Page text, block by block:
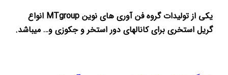
رزومه
یکی از تولیدات گروه فن آوری های نوین MTgroup انواع
گریل استخری برای کانالهای دور استخر و جکوزی و… میباشد.